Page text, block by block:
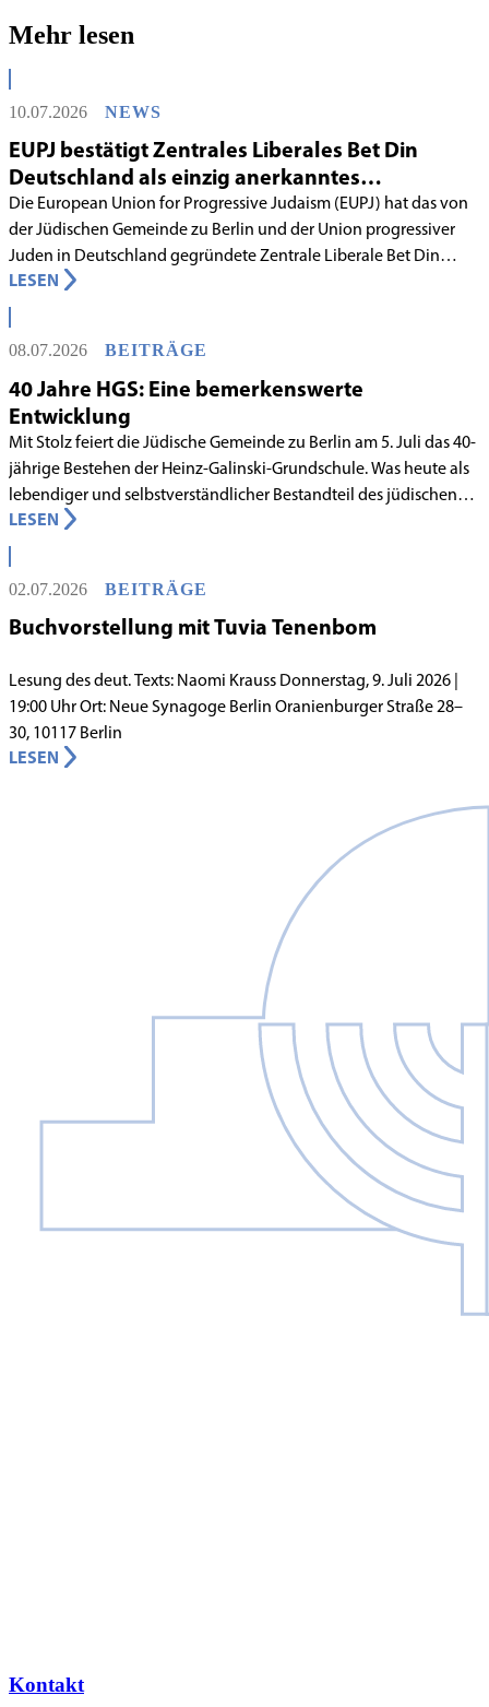
Mehr lesen
10.07.2026 NEWS
EUPJ bestätigt Zentrales Liberales Bet Din
Deutschland als einzig anerkanntes
liberales Rabbinatsgericht
Die European Union for Progressive Judaism (EUPJ) hat das von
der Jüdischen Gemeinde zu Berlin und der Union progressiver
Juden in Deutschland gegründete Zentrale Liberale Bet Din
Deutschland mit Wirkung zum 1. Juni 2026 als anerkanntes
Rabbinatsgericht aufgenommen.
LESEN
08.07.2026 BEITRÄGE
40 Jahre HGS: Eine bemerkenswerte
Entwicklung
Mit Stolz feiert die Jüdische Gemeinde zu Berlin am 5. Juli das 40-
jährige Bestehen der Heinz-Galinski-Grundschule. Was heute als
lebendiger und selbstverständlicher Bestandteil des jüdischen
Lebens in Berlin gilt, begann in den 1980er-Jahren unter
schwierigen Voraussetzungen. Vor dem Hintergrund eines
innergemeindlichen Wandels entstand bereits 1983 die Idee, eine
jüdische Grundschule zu gründen.
LESEN
02.07.2026 BEITRÄGE
Buchvorstellung mit Tuvia Tenenbom
Lesung des deut. Texts: Naomi Krauss Donnerstag, 9. Juli 2026 |
19:00 Uhr Ort: Neue Synagoge Berlin Oranienburger Straße 28–
30, 10117 Berlin
LESEN
Kontakt